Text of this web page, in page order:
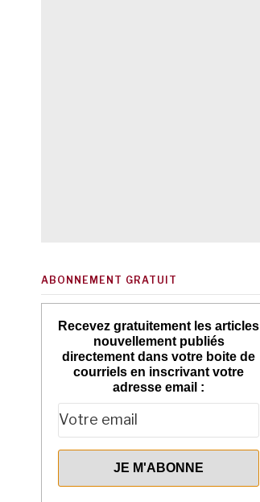
ABONNEMENT GRATUIT
Recevez gratuitement les articles
nouvellement publiés
directement dans votre boite de
courriels en inscrivant votre
adresse email :